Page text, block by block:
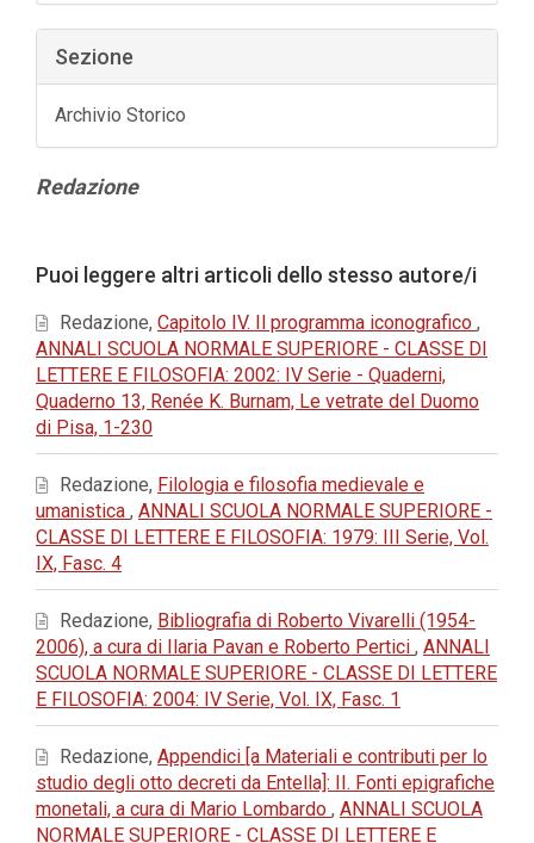
Sezione
Archivio Storico
Contenuto
Redazione
dell'articolo
Puoi leggere altri articoli dello stesso autore/i
Redazione, Capitolo IV. Il programma iconografico ,
ANNALI SCUOLA NORMALE SUPERIORE - CLASSE DI
LETTERE E FILOSOFIA: 2002: IV Serie - Quaderni,
Quaderno 13, Renée K. Burnam, Le vetrate del Duomo
di Pisa, 1-230
Redazione, Filologia e filosofia medievale e
umanistica , ANNALI SCUOLA NORMALE SUPERIORE -
CLASSE DI LETTERE E FILOSOFIA: 1979: III Serie, Vol.
IX, Fasc. 4
Redazione, Bibliografia di Roberto Vivarelli (1954-
2006), a cura di Ilaria Pavan e Roberto Pertici , ANNALI
SCUOLA NORMALE SUPERIORE - CLASSE DI LETTERE
E FILOSOFIA: 2004: IV Serie, Vol. IX, Fasc. 1
Redazione, Appendici [a Materiali e contributi per lo
studio degli otto decreti da Entella]: II. Fonti epigrafiche
monetali, a cura di Mario Lombardo , ANNALI SCUOLA
NORMALE SUPERIORE - CLASSE DI LETTERE E